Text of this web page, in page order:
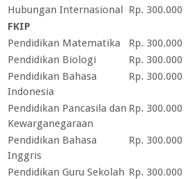
Hubungan Internasional Rp. 300.000
FKIP
Pendidikan Matematika
Rp. 300.000
Pendidikan Biologi
Rp. 300.000
Pendidikan Bahasa
Indonesia
Rp. 300.000
Pendidikan Pancasila dan
Kewarganegaraan
Rp. 300.000
Pendidikan Bahasa
Inggris
Rp. 300.000
Pendidikan Guru Sekolah Rp. 300.000